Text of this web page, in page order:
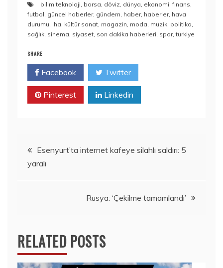
bilim teknoloji, borsa, döviz, dünya, ekonomi,finans,
futbol, güncel haberler, gündem, haber, haberler, hava
durumu, iha, kültür sanat, magazin, moda, müzik, politika,
sağlık, sinema, siyaset, son dakika haberleri, spor,türkiye
SHARE
Facebook Twitter
Pinterest Linkedin
Yazı
gezinmesi
Esenyurt’ta internet kafeye silahlı saldırı: 5
yaralı
Rusya: ‘Çekilme tamamlandı’
RELATED POSTS